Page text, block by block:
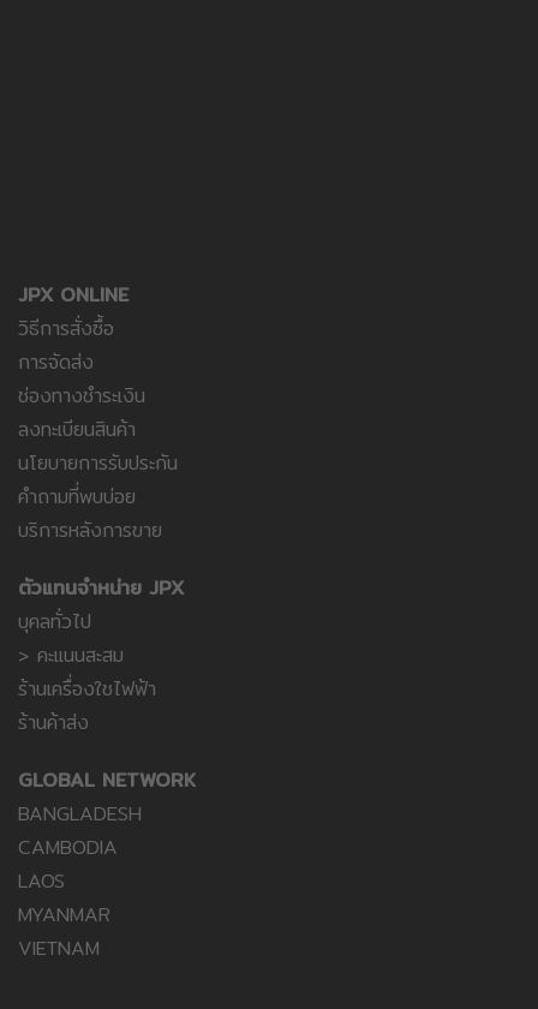
JPX ONLINE
วิธีการสั่งซื้อ
การจัดส่ง
ช่องทางชำระเงิน
ลงทะเบียนสินค้า
นโยบายการรับประกัน
คำถามที่พบบ่อย
บริการหลังการขาย
ตัวแทนจำหน่าย JPX
บุคลทั่วไป
> คะแนนสะสม
ร้านเครื่องใชไฟฟ้า
ร้านค้าส่ง
GLOBAL NETWORK
BANGLADESH
CAMBODIA
LAOS
MYANMAR
VIETNAM